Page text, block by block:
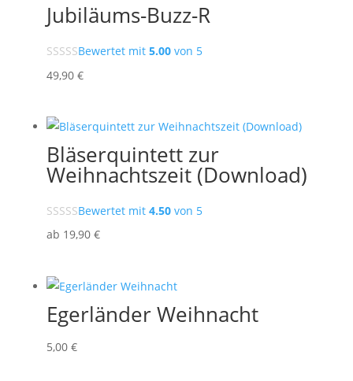
Jubiläums-Buzz-R
Bewertet mit 5.00von 5
49,90 €
Bläserquintett zur
Weihnachtszeit (Download)
Bewertet mit 4.50von 5
ab 19,90 €
Egerländer Weihnacht
5,00 €